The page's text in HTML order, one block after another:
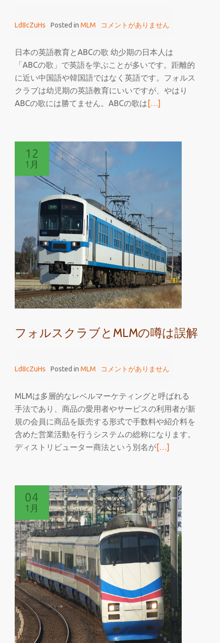
ラ
は
あ
り
必
は
Ld8cZuHs Posted in MLM コメントがありません
日本の英語教育とABCの歌 幼少期の日本人は
「ABCの歌」で英語を学ぶことが多いです。距離的
に近い中国語や韓国語ではなく英語です。フォルス
クラブは幼児期の英語教育にいいですが、やはり
ABCの歌には勝てません。ABCの歌は続
読
ス
ク
ラ
ブ
で
MLM
が
上
手
言
よ
に
な
る
[…]
12
1月
フォルスクラブとMLMの噂は誤解
Ld8cZuHs Posted in MLM コメントがありません
MLMは多層的なレベルマーケティングと呼ばれる
手法であり、商品の愛用者やサービスの利用者が新
規の会員に商品を販売する形式で手数料や紹介料を
含めた営業活動を行うシステムの総称になります。
ディストリビューター商法という別名が続
読
む
フ
ォ
ル
ス
ク
ラ
ブ
と
MLM
の
噂
[…]
04
1月